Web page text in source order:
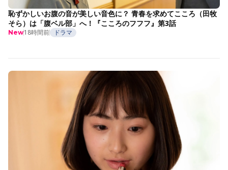
恥ずかしいお腹の音が美しい音色に？ 青春を求めてこころ（田牧
そら）は「腹ベル部」へ！『こころのフフフ』第3話
New18時間前 ドラマ